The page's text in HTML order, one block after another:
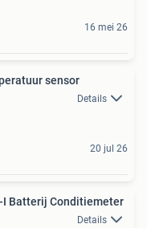
16 mei 26
sensor
Details
20 jul 26
I Batterij Conditiemeter
Details